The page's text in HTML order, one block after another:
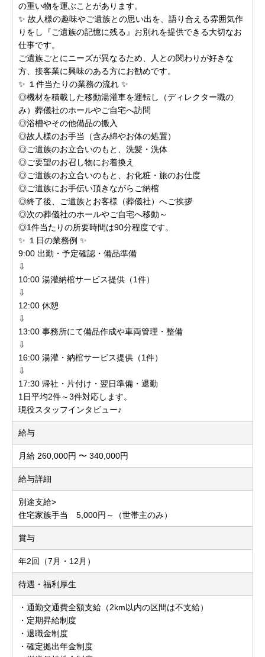
の重い物を運ぶことがあります。
✨ 故人様の趣味やご遺族との思い出を、語り合える雰囲気作
りをし『ご遺族の記憶に残る』お別れを提供できる大切なお
仕事です。
ご遺族ごとにニーズが異なるため、人との関わりが好きな
方、接客業に興味のある方にお勧めです。
✨ １件当たりの業務の流れ ✨
◎機材を積載した移動湯灌車を運転し（ディレクター職の
み）葬儀社のホールやご自宅へ訪問
◎浴槽やその他備品の搬入
◎故人様のお手当（含み綿やお体の処置）
◎ご遺族のお立合いのもと、洗髪・洗体
◎ご要望のお召し物にお着換え
◎ご遺族のお立合いのもと、お化粧・旅のお仕度
◎ご遺族にお手伝い頂きながらご納棺
◎終了後、ご遺族とお客様（葬儀社）へご挨拶
◎次の葬儀社のホールやご自宅へ移動～
◎1件当たりの所要時間は90分程度です。
✨ １日の業務例 ✨
9:00 出勤・予定確認・備品準備
⇩
10:00 湯灌納棺サービス提供（1件）
⇩
12:00 休憩
⇩
13:00 事務所にて備品作成や車両管理・整備
⇩
16:00 湯灌・納棺サービス提供（1件）
⇩
17:30 帰社・片付け・翌日準備・退勤
1日平均2件～3件対応します。
現役スタッフインタビュー♪
給与
月給 260,000円 〜 340,000円
給与詳細
別途支給>
住宅家族手当 5,000円～（世帯主のみ）
賞与
年2回（7月・12月）
待遇・福利厚生
・通勤交通費全額支給（2km以内の区間は不支給）
・定期昇給制度
・退職金制度
・確定拠出年金制度